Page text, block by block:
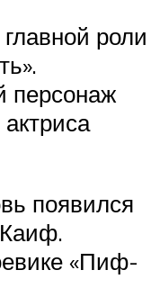
роли
персонаж
появился
«Пиф-